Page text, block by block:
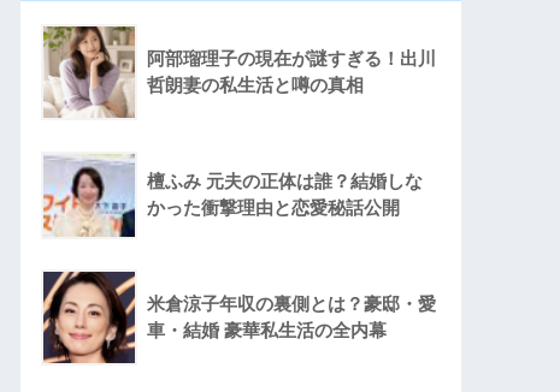
阿部瑠理子の現在が謎すぎる！出川
哲朗妻の私生活と噂の真相
檀ふみ 元夫の正体は誰？結婚しな
かった衝撃理由と恋愛秘話公開
米倉涼子年収の裏側とは？豪邸・愛
車・結婚 豪華私生活の全内幕